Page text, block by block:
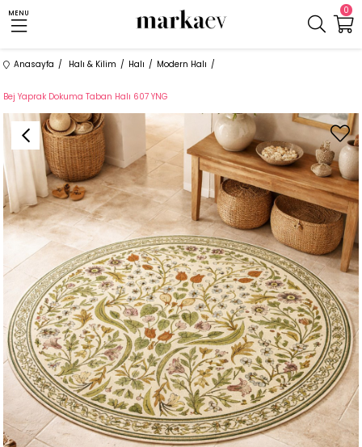
0
MENU
Anasayfa Halı & Kilim Halı Modern Halı
Bej Yaprak Dokuma Taban Halı 607 YNG